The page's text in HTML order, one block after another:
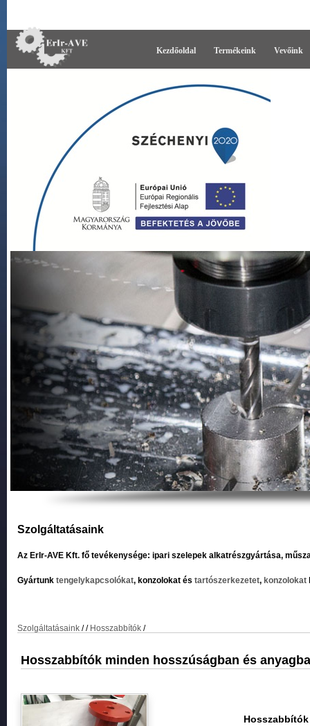
Kezdőoldal Termékeink Vevőink
Szolgáltatásaink
Az ErIr-AVE Kft. fő tevékenysége: ipari szelepek alkatrészgyártása,
Gyártunk tengelykapcsolókat, konzolokat és tartószerkezetet, konzolokat
Szolgáltatásaink // Hosszabbítók /
Hosszabbítók minden hosszúságban és